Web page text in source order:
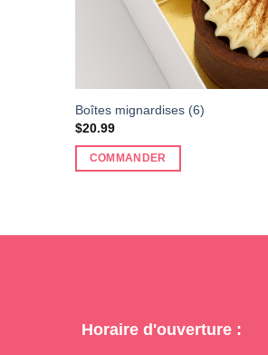
Boîtes mignardises (6)
$20.99
COMMANDER
Horaire d'ouverture :